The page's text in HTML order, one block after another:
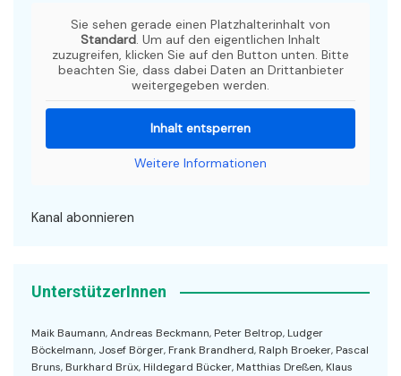
Sie sehen gerade einen Platzhalterinhalt von
Standard. Um auf den eigentlichen Inhalt
zuzugreifen, klicken Sie auf den Button unten. Bitte
beachten Sie, dass dabei Daten an Drittanbieter
weitergegeben werden.
Inhalt entsperren
Weitere Informationen
Kanal abonnieren
UnterstützerInnen
Maik Baumann, Andreas Beckmann, Peter Beltrop, Ludger
Böckelmann, Josef Börger, Frank Brandherd, Ralph Broeker, Pascal
Bruns, Burkhard Brüx, Hildegard Bücker, Matthias Dreßen, Klaus